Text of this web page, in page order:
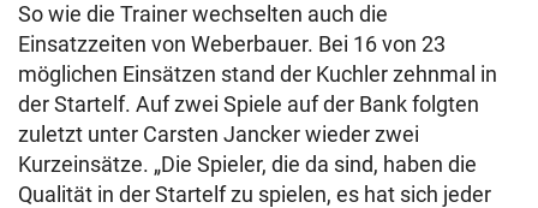
So wie die Trainer wechselten auch die
Einsatzzeiten von Weberbauer. Bei 16 von 23
möglichen Einsätzen stand der Kuchler zehnmal in
der Startelf. Auf zwei Spiele auf der Bank folgten
zuletzt unter Carsten Jancker wieder zwei
Kurzeinsätze. „Die Spieler, die da sind, haben die
Qualität in der Startelf zu spielen, es hat sich jeder